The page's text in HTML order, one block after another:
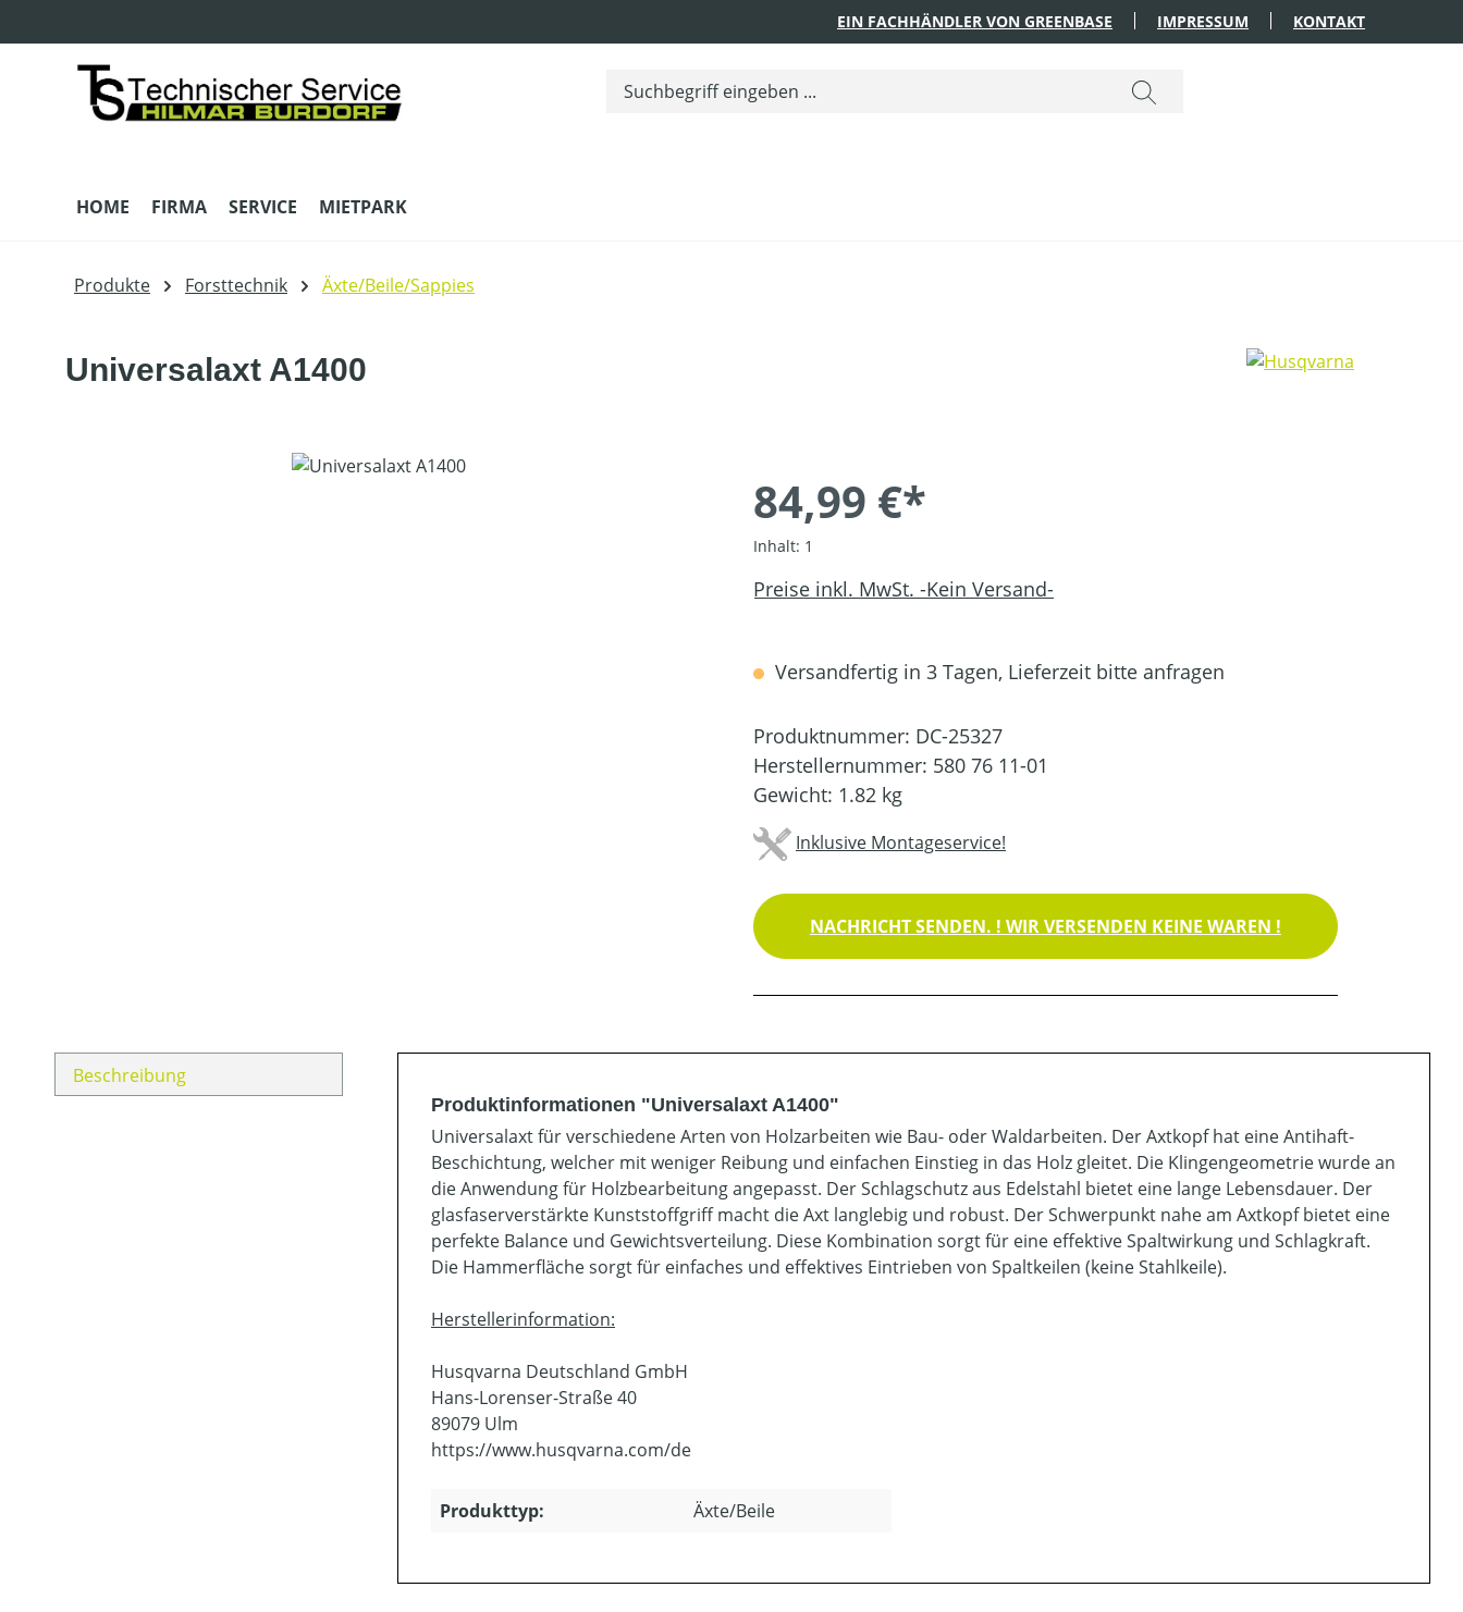
EIN FACHHÄNDLER VON GREENBASE IMPRESSUM KONTAKT
HOME FIRMA SERVICE MIETPARK
Produkte Forsttechnik Äxte/Beile/Sappies
Universalaxt A1400
84,99 €*
Inhalt: 1
Preise inkl. MwSt. -Kein Versand-
Versandfertig in 3 Tagen, Lieferzeit bitte anfragen
Produktnummer: DC-25327
Herstellernummer: 580 76 11-01
Gewicht: 1.82 kg
Inklusive Montageservice!
NACHRICHT SENDEN. ! WIR VERSENDEN KEINE WAREN !
Beschreibung
Produktinformationen "Universalaxt A1400"
Universalaxt für verschiedene Arten von Holzarbeiten wie Bau- oder Waldarbeiten. Der Axtkopf hat eine Antihaft-
Beschichtung, welcher mit weniger Reibung und einfachen Einstieg in das Holz gleitet. Die Klingengeometrie wurde an
die Anwendung für Holzbearbeitung angepasst. Der Schlagschutz aus Edelstahl bietet eine lange Lebensdauer. Der
glasfaserverstärkte Kunststoffgriff macht die Axt langlebig und robust. Der Schwerpunkt nahe am Axtkopf bietet eine
perfekte Balance und Gewichtsverteilung. Diese Kombination sorgt für eine effektive Spaltwirkung und Schlagkraft.
Die Hammerfläche sorgt für einfaches und effektives Eintrieben von Spaltkeilen (keine Stahlkeile).
Herstellerinformation:
Husqvarna Deutschland GmbH
Hans-Lorenser-Straße 40
89079 Ulm
https://www.husqvarna.com/de
Produkttyp: Äxte/Beile